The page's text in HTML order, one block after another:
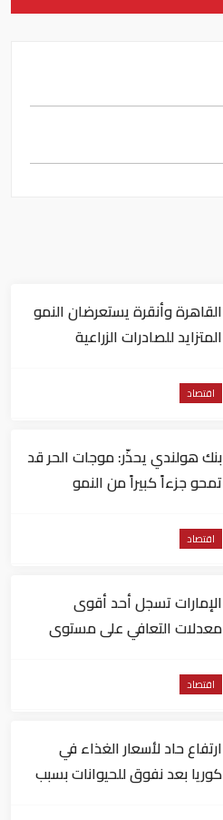
القاهرة وأنقرة يستعرضان النمو
المتزايد للصادرات الزراعية
اقتصاد
بنك هولندي يحذّر: موجات الحر قد
تمحو جزءاً كبيراً من النمو
اقتصاد
الإمارات تسجل أحد أقوى
معدلات التعافي على مستوى
اقتصاد
ارتفاع حاد لأسعار الغذاء في
كوريا بعد نفوق للحيوانات بسبب